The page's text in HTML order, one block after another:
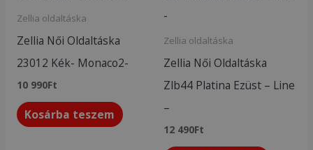
Zellia oldaltáska
Zellia Női Oldaltáska
23012 Kék- Monaco2-
10 990Ft
Kosárba teszem
Zellia oldaltáska
Zellia Női Oldaltáska
Zlb44 Platina Ezüst – Line
–
12 490Ft